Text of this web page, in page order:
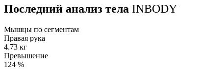
Последний анализ тела INBODY
Мышцы по сегментам
Правая рука
4.73 кг
Превышение
124 %